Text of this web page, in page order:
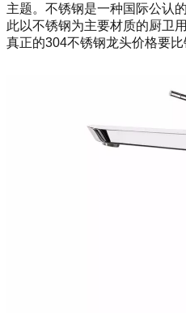
主题。不锈钢是一种国际公认
此以不锈钢为主要材质的厨卫
真正的304不锈钢龙头价格要比